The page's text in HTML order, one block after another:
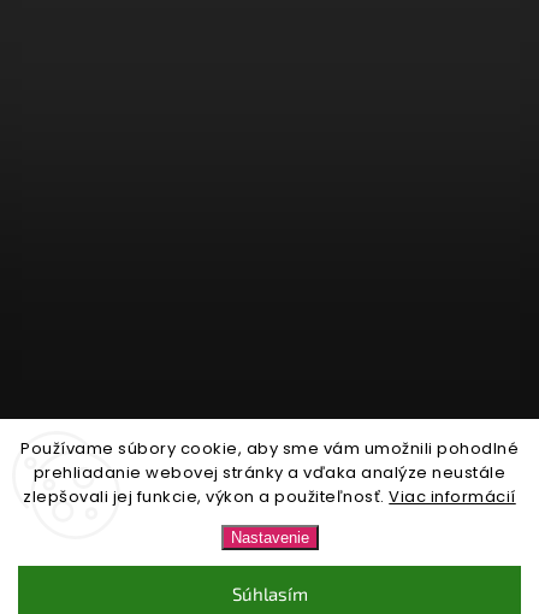
Používame súbory cookie, aby sme vám umožnili pohodlné
prehliadanie webovej stránky a vďaka analýze neustále
zlepšovali jej funkcie, výkon a použiteľnosť.Viac informácií
Nastavenie
Súhlasím
Sledovať na Instagrame
Nonari.sk. Všetky práva vyhradené.
Upraviť nastavenie cookies
Shoptet| Design